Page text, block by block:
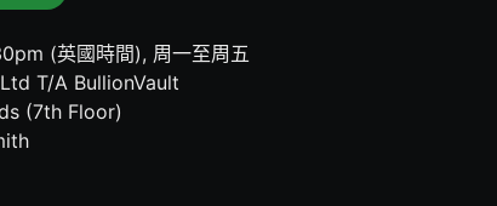
(英國時間), 周一至周五
T/A BullionVault
(7th Floor)